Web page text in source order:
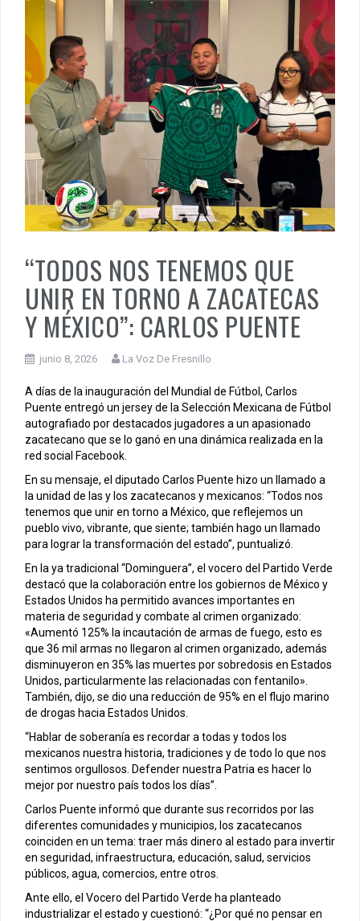
“TODOS NOS TENEMOS QUE
UNIR EN TORNO A ZACATECAS
Y MÉXICO”: CARLOS PUENTE
junio 8, 2026 La Voz De Fresnillo
A días de la inauguración del Mundial de Fútbol, Carlos
Puente entregó un jersey de la Selección Mexicana de Fútbol
autografiado por destacados jugadores a un apasionado
zacatecano que se lo ganó en una dinámica realizada en la
red social Facebook.
En su mensaje, el diputado Carlos Puente hizo un llamado a
la unidad de las y los zacatecanos y mexicanos: “Todos nos
tenemos que unir en torno a México, que reflejemos un
pueblo vivo, vibrante, que siente; también hago un llamado
para lograr la transformación del estado”, puntualizó.
En la ya tradicional “Dominguera”, el vocero del Partido Verde
destacó que la colaboración entre los gobiernos de México y
Estados Unidos ha permitido avances importantes en
materia de seguridad y combate al crimen organizado:
«Aumentó 125% la incautación de armas de fuego, esto es
que 36 mil armas no llegaron al crimen organizado, además
disminuyeron en 35% las muertes por sobredosis en Estados
Unidos, particularmente las relacionadas con fentanilo».
También, dijo, se dio una reducción de 95% en el flujo marino
de drogas hacia Estados Unidos.
“Hablar de soberanía es recordar a todas y todos los
mexicanos nuestra historia, tradiciones y de todo lo que nos
sentimos orgullosos. Defender nuestra Patria es hacer lo
mejor por nuestro país todos los días”.
Carlos Puente informó que durante sus recorridos por las
diferentes comunidades y municipios, los zacatecanos
coinciden en un tema: traer más dinero al estado para invertir
en seguridad, infraestructura, educación, salud, servicios
públicos, agua, comercios, entre otros.
Ante ello, el Vocero del Partido Verde ha planteado
industrializar el estado y cuestionó: “¿Por qué no pensar en